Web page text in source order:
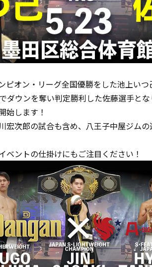
ピオン・リーグ全国優勝をした池上いつ
ダウンを奪い判定勝利した佐藤選手とな
始します！
宏次郎の試合も含め、八王子中屋ジム
ベントの仕掛けにもご注目ください！